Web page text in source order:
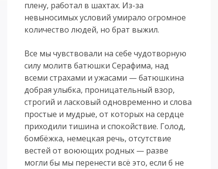
плену, работал в шахтах. Из-за
невыносимых условий умирало огромное
количество людей, но брат выжил.
Все мы чувствовали на себе чудотворную
силу молитв батюшки Серафима, над
всеми страхами и ужасами — батюшкина
добрая улыбка, проницательный взор,
строгий и ласковый одновременно и слова
простые и мудрые, от которых на сердце
приходили тишина и спокойствие. Голод,
бомбёжка, немецкая речь, отсутствие
вестей от воюющих родных — разве
могли бы мы перенести всё это, если б не